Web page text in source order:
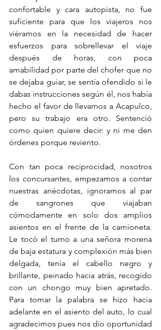
confortable y cara autopista, no fue
suficiente para que los viajeros nos
viéramos en la necesidad de hacer
esfuerzos para sobrellevar el viaje
después de horas, con poca
amabilidad por parte del chofer que no
se dejaba guiar, se sentía ofendido si le
dabas instrucciones según él, nos había
hecho el favor de llevarnos a Acapulco,
pero su trabajo era otro. Sentenció
como quien quiere decir: y ni me den
órdenes porque reviento.
Con tan poca reciprocidad, nosotros
los concursantes, empezamos a contar
nuestras anécdotas, ignoramos al par
de sangrones que viajaban
cómodamente en solo dos amplios
asientos en el frente de la camioneta.
Le tocó el turno a una señora morena
de baja estatura y complexión más bien
delgada, tenía el cabello negro y
brillante, peinado hacia atrás, recogido
con un chongo muy bien apretado.
Para tomar la palabra se hizo hacia
adelante en el asiento del auto, lo cual
agradecimos pues nos dio oportunidad